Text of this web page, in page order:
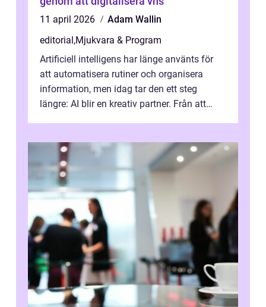
11 april 2026
Adam Wallin
editorial,Mjukvara & Program
Artificiell intelligens har länge använts för
att automatisera rutiner och organisera
information, men idag tar den ett steg
längre: AI blir en kreativ partner. Från att